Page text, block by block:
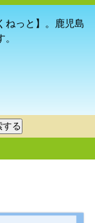
ねっと】。鹿児島
する